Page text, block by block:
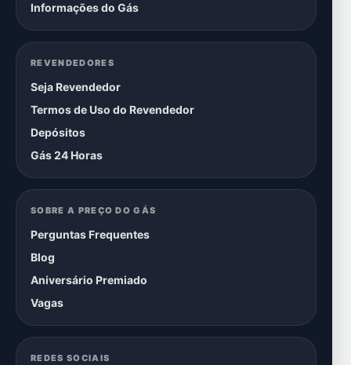
Informações do Gás
REVENDEDORES
Seja Revendedor
Termos de Uso do Revendedor
Depósitos
Gás 24 Horas
SOBRE A PREÇO DO GÁS
Perguntas Frequentes
Blog
Aniversário Premiado
Vagas
REDES SOCIAIS